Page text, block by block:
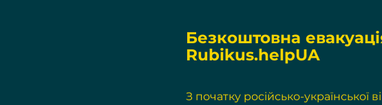
Безкоштовна
Rubikus.helpUA
З початку російсько-